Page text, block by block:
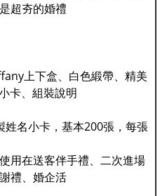
超夯的婚禮
上下盒、白色緞帶、精美
卡、組裝說明
姓名小卡，基本200張，每張
用在送客伴手禮、二次進場
禮、婚企活